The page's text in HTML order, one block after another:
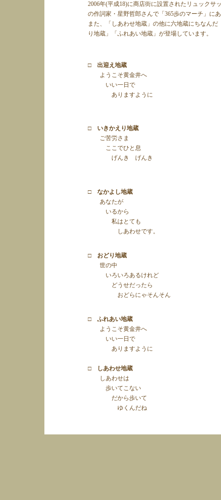
2006年(平成18)に商店街に設置されたリュック
の作詞家・星野哲郎さんで「365歩のマーチ」に
また、「しあわせ地蔵」の他に六地蔵にちなん
り地蔵」「ふれあい地蔵」が登場しています。
□ 出迎え地蔵
ようこそ黄金井へ
いい一日で
ありますように
□ いきかえり地蔵
ご苦労さま
ここでひと息
げんき げんき
□ なかよし地蔵
あなたが
いるから
私はとても
しあわせです。
□ おどり地蔵
世の中
いろいろあるけれど
どうせだったら
おどらにゃそんそん
□ ふれあい地蔵
ようこそ黄金井へ
いい一日で
ありますように
□ しあわせ地蔵
しあわせは
歩いてこない
だから歩いて
ゆくんだね